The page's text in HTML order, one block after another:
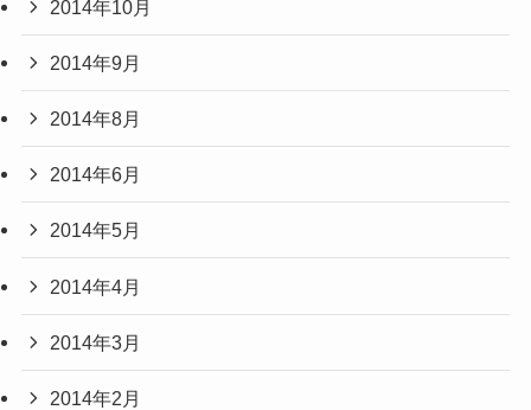
2014年10月
2014年9月
2014年8月
2014年6月
2014年5月
2014年4月
2014年3月
2014年2月